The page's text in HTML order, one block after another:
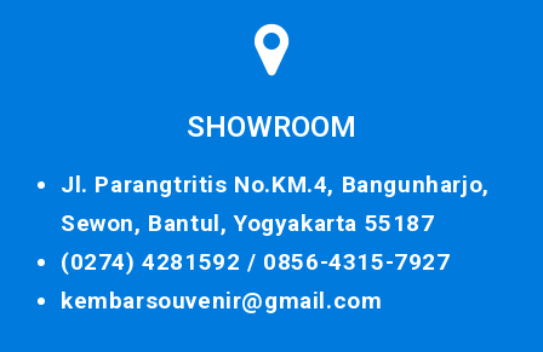
SHOWROOM
Jl. Parangtritis No.KM.4, Bangunharjo,
Sewon, Bantul, Yogyakarta 55187
(0274) 4281592 / 0856-4315-7927
kembarsouvenir@gmail.com